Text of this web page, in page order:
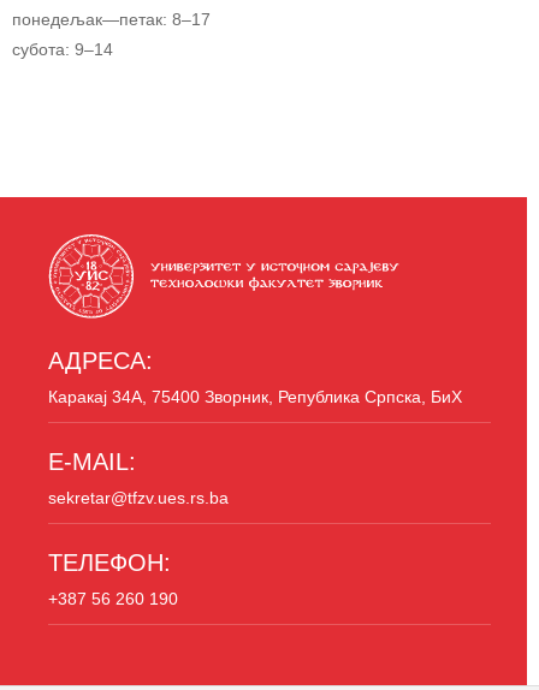
понедељак—петак: 8–17
субота: 9–14
АДРЕСА:
Каракај 34A, 75400 Зворник, Република Српска, БиХ
E-MAIL:
sekretar@tfzv.ues.rs.ba
ТЕЛЕФОН:
+387 56 260 190